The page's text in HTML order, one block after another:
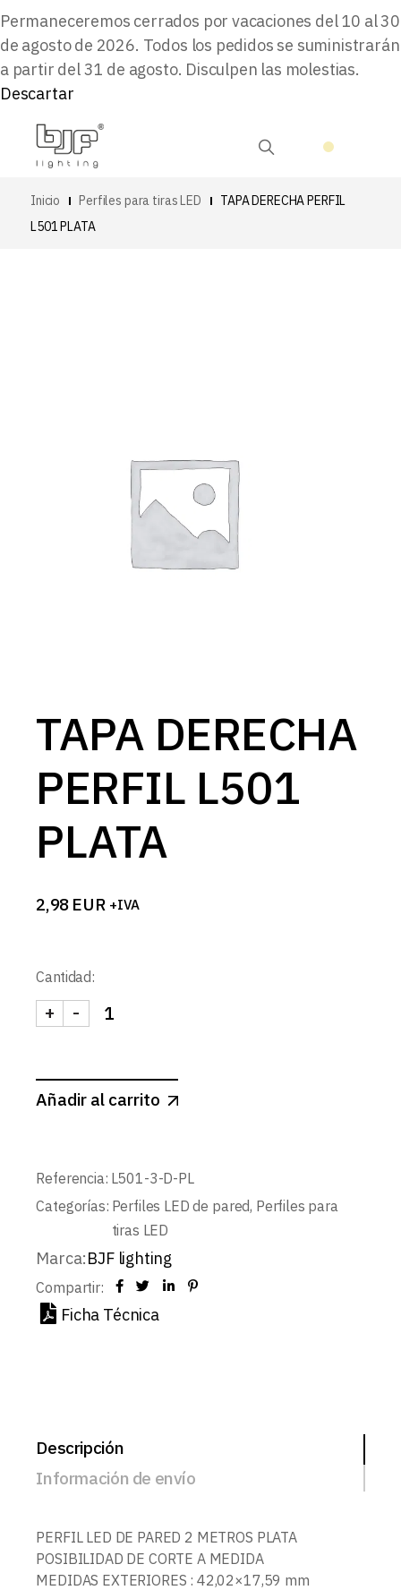
Permaneceremos cerrados por vacaciones del 10 al 30
de agosto de 2026. Todos los pedidos se suministrarán
a partir del 31 de agosto. Disculpen las molestias.
Descartar
Inicio Perfiles para tiras LED
TAPA DERECHA PERFIL
L501 PLATA
TAPA DERECHA
PERFIL L501
PLATA
2,98 EUR +IVA
Cantidad:
TAPA DERECHA PERFIL L501 PLATA cantidad
-
+
Añadir al carrito
Referencia: L501-3-D-PL
Categorías: Perfiles LED de pared, Perfiles para
tiras LED
Marca:BJF lighting
Compartir:
Ficha Técnica
Descripción
Información de envío
PERFIL LED DE PARED 2 METROS PLATA
POSIBILIDAD DE CORTE A MEDIDA
MEDIDAS EXTERIORES : 42,02×17,59 mm